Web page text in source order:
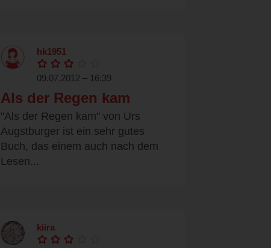
hk1951
09.07.2012 – 16:39
Als der Regen kam
"Als der Regen kam" von Urs
Augstburger ist ein sehr gutes
Buch, das einem auch nach dem
Lesen...
kiira